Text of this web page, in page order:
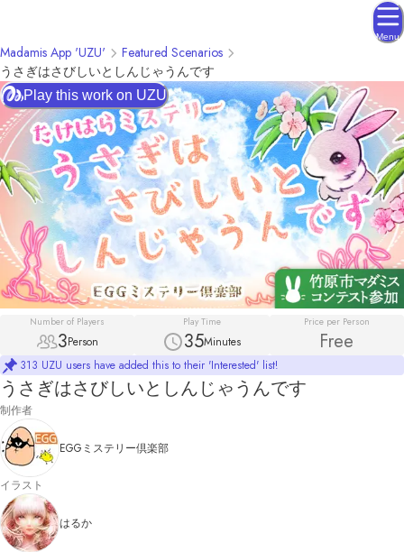
Menu
Madamis App 'UZU'
Featured Scenarios
うさぎはさびしいとしんじゃうんです
Number of Players
3Person
Play Time
35Minutes
Price per Person
Free
313 UZU users have added this to their 'Interested' list!
Play this work on UZU
うさぎはさびしいとしんじゃうんです
制作者
EGGミステリー倶楽部
イラスト
はるか